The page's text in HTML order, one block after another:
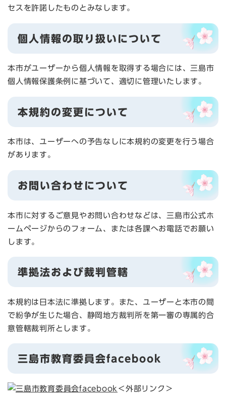
セスを許諾したものとみなします。
個人情報の取り扱いについて
本市がユーザーから個人情報を取得する場合には、三島市
個人情報保護条例に基づいて、適切に管理いたします。
本規約の変更について
本市は、ユーザーへの予告なしに本規約の変更を行う場合
があります。
お問い合わせについて
本市に対するご意見やお問い合わせなどは、三島市公式ホ
ームページからのフォーム、または各課へお電話でお願い
します。
準拠法および裁判管轄
本規約は日本法に準拠します。また、ユーザーと本市の間
で紛争が生じた場合、静岡地方裁判所を第一審の専属的合
意管轄裁判所とします。
三島市教育委員会facebook
＜外部リンク＞